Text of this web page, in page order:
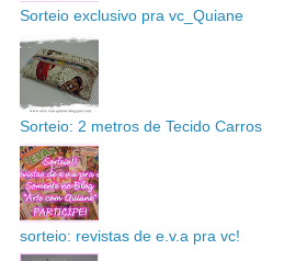
Sorteio exclusivo pra vc_Quiane
Sorteio: 2 metros de Tecido Carros
sorteio: revistas de e.v.a pra vc!